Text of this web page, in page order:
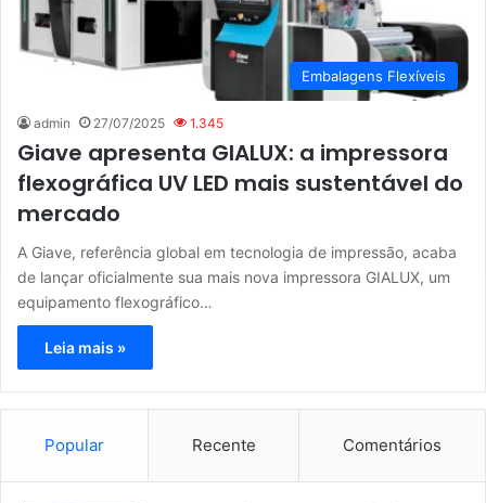
Embalagens Flexíveis
admin 27/07/2025 1.345
Giave apresenta GIALUX: a impressora
flexográfica UV LED mais sustentável do
mercado
A Giave, referência global em tecnologia de impressão, acaba
de lançar oficialmente sua mais nova impressora GIALUX, um
equipamento flexográfico…
Leia mais »
Popular Recente Comentários